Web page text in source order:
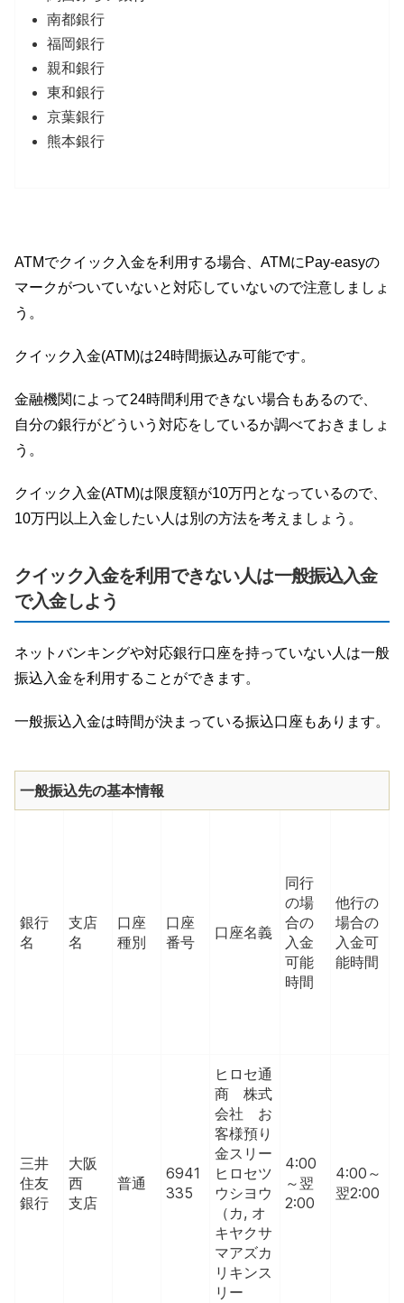
南都銀行
福岡銀行
親和銀行
東和銀行
京葉銀行
熊本銀行
ATMでクイック入金を利用する場合、ATMにPay-easyの
マークがついていないと対応していないので注意しましょ
う。
クイック入金(ATM)は24時間振込み可能です。
金融機関によって24時間利用できない場合もあるので、
自分の銀行がどういう対応をしているか調べておきましょ
う。
クイック入金(ATM)は限度額が10万円となっているので、
10万円以上入金したい人は別の方法を考えましょう。
クイック入金を利用できない人は一般振込入金
で入金しよう
ネットバンキングや対応銀行口座を持っていない人は一般
振込入金を利用することができます。
一般振込入金は時間が決まっている振込口座もあります。
一般振込先の基本情報
銀行
名
支店
名
口座
種別
口座
番号
口座名義
同行
の場
合の
入金
可能
時間
他行の
場合の
入金可
能時間
三井
住友
銀行
大阪
西
支店
普通
6941
335
ヒロセ通
商 株式
会社 お
客様預り
金スリー
ヒロセツ
ウシヨウ
（カ, オ
キヤクサ
マアズカ
リキンス
リー
4:00
～翌
2:00
4:00～
翌2:00